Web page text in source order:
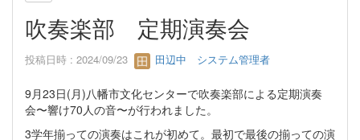
吹奏楽部 定期演奏会
投稿日時 : 2024/09/23 田辺中 システム管理者
9月23日(月)八幡市文化センターで吹奏楽部による定期演奏
会〜響け70人の音〜が行われました。
3学年揃っての演奏はこれが初めて。最初で最後の揃っての演